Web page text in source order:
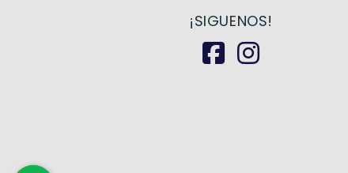
¡SIGUENOS!